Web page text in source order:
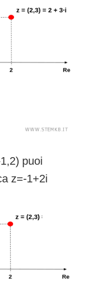
puoi
z=-1+2i